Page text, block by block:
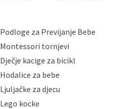
pročitati ovdje i
odgovarajućih tehničkih i
podataka od
otkrivanja,
štiti privatnost svojih
stranica, čuva povjerljivost
omogućava pristup i
samo onim svojim
potrebni radi provedbe
Podloge za Previjanje Bebe
Montessori tornjevi
Dječje kacige za bicikl
Hodalice za bebe
Ljuljačke za djecu
Lego kocke